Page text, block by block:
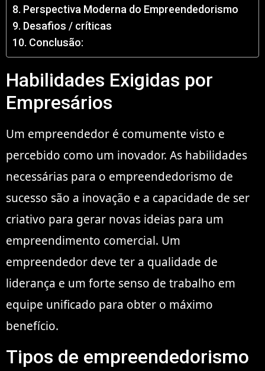
Perspectiva Moderna do Empreendedorismo
Desafios / críticas
Conclusão:
Habilidades Exigidas por
Empresários
Um empreendedor é comumente visto e
percebido como um inovador. As habilidades
necessárias para o empreendedorismo de
sucesso são a inovação e a capacidade de ser
criativo para gerar novas ideias para um
empreendimento comercial. Um
empreendedor deve ter a qualidade de
liderança e um forte senso de trabalho em
equipe unificado para obter o máximo
benefício.
Tipos de empreendedorismo